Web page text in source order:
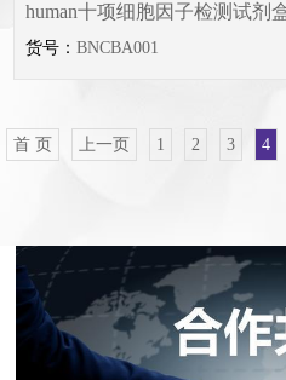
货号： BNCBA001
首 页 上一页 1 2 3 4